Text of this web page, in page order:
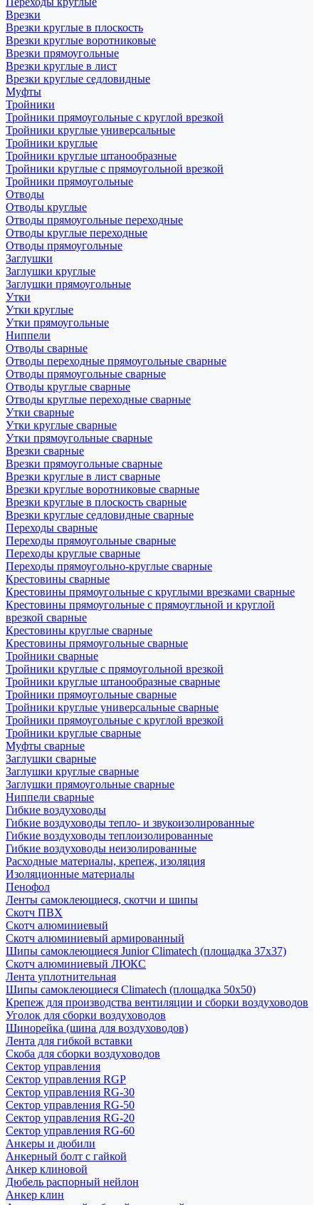
Врезки
Врезки круглые в плоскость
Врезки круглые воротниковые
Врезки прямоугольные
Врезки круглые в лист
Врезки круглые седловидные
Муфты
Тройники
Тройники прямоугольные с круглой врезкой
Тройники круглые универсальные
Тройники круглые
Тройники круглые штанообразные
Тройники круглые с прямоугольной врезкой
Тройники прямоугольные
Отводы
Отводы круглые
Отводы прямоугольные переходные
Отводы круглые переходные
Отводы прямоугольные
Заглушки
Заглушки круглые
Заглушки прямоугольные
Утки
Утки круглые
Утки прямоугольные
Ниппели
Отводы сварные
Отводы переходные прямоугольные сварные
Отводы прямоугольные сварные
Отводы круглые сварные
Отводы круглые переходные сварные
Утки сварные
Утки круглые сварные
Утки прямоугольные сварные
Врезки сварные
Врезки прямоугольные сварные
Врезки круглые в лист сварные
Врезки круглые воротниковые сварные
Врезки круглые в плоскость сварные
Врезки круглые седловидные сварные
Переходы сварные
Переходы прямоугольные сварные
Переходы круглые сварные
Переходы прямоугольно-круглые сварные
Крестовины сварные
Крестовины прямоугольные с круглыми врезками сварные
Крестовины прямоугольные с прямоугльной и круглой
врезкой сварные
Крестовины круглые сварные
Крестовины прямоугольные сварные
Тройники сварные
Тройники круглые с прямоугольной врезкой
Тройники круглые штанообразные сварные
Тройники прямоугольные сварные
Тройники круглые универсальные сварные
Тройники прямоугольные с круглой врезкой
Тройники круглые сварные
Муфты сварные
Заглушки сварные
Заглушки круглые сварные
Заглушки прямоугольные сварные
Ниппели сварные
Гибкие воздуховоды
Гибкие воздуховоды тепло- и звукоизолированные
Гибкие воздуховоды теплоизолированные
Гибкие воздуховоды неизолированные
Расходные материалы, крепеж, изоляция
Изоляционные материалы
Пенофол
Ленты самоклеющиеся, скотчи и шипы
Скотч ПВХ
Скотч алюминиевый
Скотч алюминиевый армированный
Шипы самоклеющиеся Junior Climatech (площадка 37х37)
Скотч алюминиевый ЛЮКС
Лента уплотнительная
Шипы самоклеющиеся Climatech (площадка 50х50)
Крепеж для производства вентиляции и сборки воздуховодов
Уголок для сборки воздуховодов
Шинорейка (шина для воздуховодов)
Лента для гибкой вставки
Скоба для сборки воздуховодов
Сектор управления
Сектор управления RGP
Сектор управления RG-30
Сектор управления RG-50
Сектор управления RG-20
Сектор управления RG-60
Анкеры и дюбили
Анкерный болт с гайкой
Анкер клиновой
Дюбель распорный нейлон
Анкер клин